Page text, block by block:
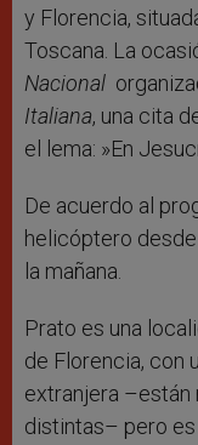
y Florencia,
Toscana. La
Nacional
Italiana, una cita
el lema: »En
De acuerdo al
helicóptero
la mañana.
Prato es una
de Florencia, con
extranjera –están
distintas– pero